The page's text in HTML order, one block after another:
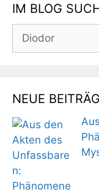
IM BLOG
Suchen
NEUE